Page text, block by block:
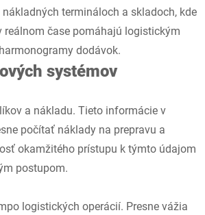
termináloch a skladoch, kde
reálnom čase pomáhajú logistickým
dodávok.
systémov
a nákladu. Tieto informácie v
počítať náklady na prepravu a
okamžitého prístupu k týmto údajom
postupom.
logistických operácií. Presne vážia